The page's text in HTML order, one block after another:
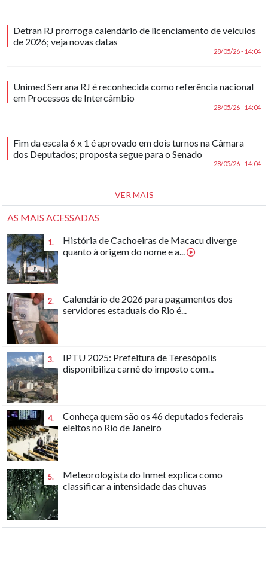
Detran RJ prorroga calendário de licenciamento de veículos
de 2026; veja novas datas
28/05/26 - 14:04
Unimed Serrana RJ é reconhecida como referência nacional
em Processos de Intercâmbio
28/05/26 - 14:04
Fim da escala 6 x 1 é aprovado em dois turnos na Câmara
dos Deputados; proposta segue para o Senado
28/05/26 - 14:04
VER MAIS
AS MAIS ACESSADAS
1.
História de Cachoeiras de Macacu diverge
quanto à origem do nome e a...
2.
Calendário de 2026 para pagamentos dos
servidores estaduais do Rio é...
3.
IPTU 2025: Prefeitura de Teresópolis
disponibiliza carnê do imposto com...
4.
Conheça quem são os 46 deputados federais
eleitos no Rio de Janeiro
5.
Meteorologista do Inmet explica como
classificar a intensidade das chuvas